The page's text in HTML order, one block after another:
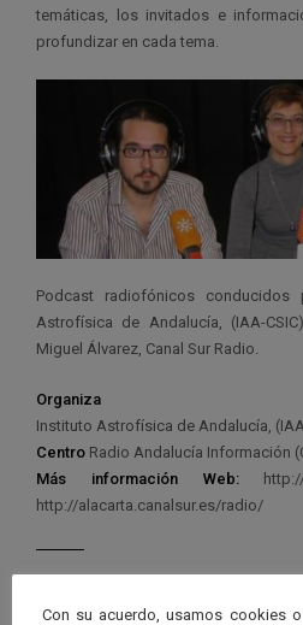
temáticas, los invitados e
profundizar en cada tema.
Podcast radiofónicos conducidos
Astrofísica de Andalucía, (IAA-
Miguel Álvarez, Canal Sur Radio.
Organiza
Instituto Astrofísica de Andalucía,
Centro Radio Andalucía Información
Más información
Web:http://
http://alacarta.canalsur.es/radio/
Con su acuerdo, usamos cookies